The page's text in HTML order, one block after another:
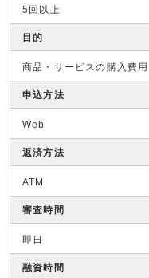
5回以上
目的
商品・サービスの購入費用
申込方法
Web
返済方法
ATM
審査時間
即日
融資時間